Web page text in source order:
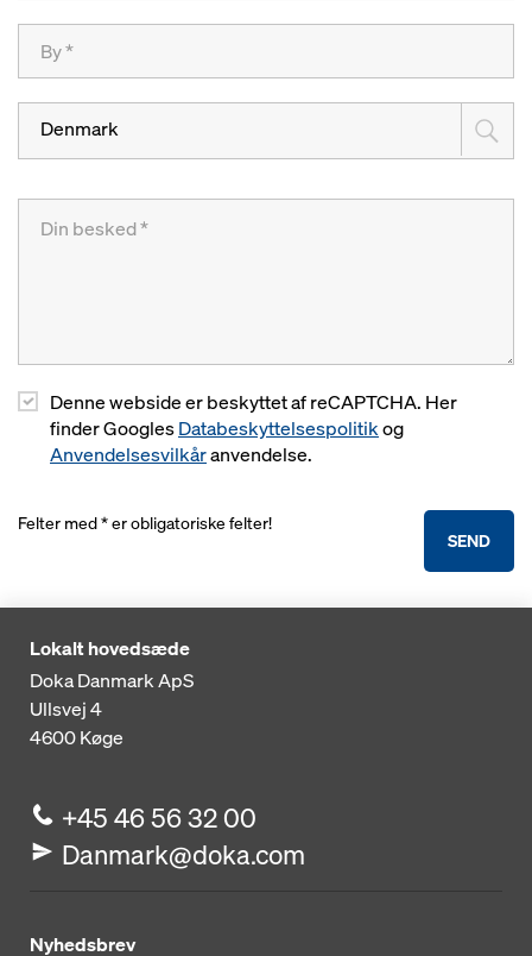
Denmark
Denne webside er beskyttet af reCAPTCHA. Her
finder GooglesDatabeskyttelsespolitikog
Anvendelsesvilkåranvendelse.
SEND
Felter med * er obligatoriske felter!
Lokalt hovedsæde
Doka Danmark ApS
Ullsvej 4
4600Køge
+45 46 56 32 00
Danmark@doka.com
Nyhedsbrev